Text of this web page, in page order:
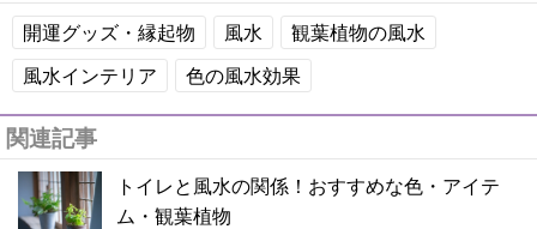
開運グッズ・縁起物 風水
観葉植物の風水
風水インテリア
色の風水効果
関連記事
トイレと風水の関係！おすすめな色・アイテ
ム・観葉植物